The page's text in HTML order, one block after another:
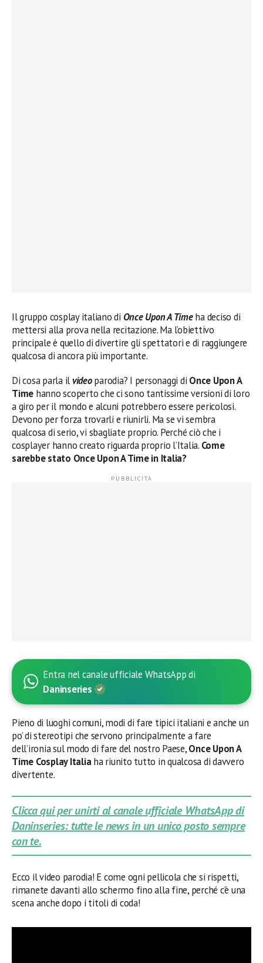
Il gruppo cosplay italiano di Once Upon A Timeha deciso di
mettersi alla prova nella recitazione. Ma l’obiettivo
principale è quello di divertire gli spettatori e di raggiungere
qualcosa di ancora più importante.
Di cosa parla ilvideoparodia? I personaggi di Once Upon A
Time hanno scoperto che ci sono tantissime versioni di loro
a giro per il mondo e alcuni potrebbero essere pericolosi.
Devono per forza trovarli e riunirli. Ma se vi sembra
qualcosa di serio, vi sbagliate proprio. Perché ciò che i
cosplayer hanno creato riguarda proprio l’Italia. Come
sarebbe stato Once Upon A Time in Italia?
Entra nel canale ufficiale WhatsApp di
Daninseries
Pieno di luoghi comuni, modi di fare tipici italiani e anche un
po’ di stereotipi che servono principalmente a fare
dell’ironia sul modo di fare del nostro Paese,Once Upon A
Time Cosplay Italiaha riunito tutto in qualcosa di davvero
divertente.
Clicca qui per unirti al canale ufficiale WhatsApp di
Daninseries: tutte le news in un unico posto sempre
con te.
Ecco il video parodia! E come ogni pellicola che si rispetti,
rimanete davanti allo schermo fino alla fine, perché c’è una
scena anche dopo i titoli di coda!